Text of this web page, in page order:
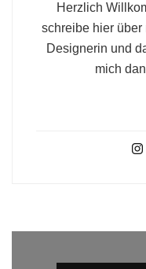
Herzlich
schreibe hier
Designerin und
mich